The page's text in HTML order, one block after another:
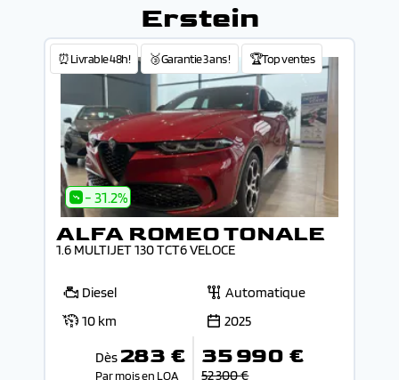
Erstein
⏰Livrable 48h! 🥉Garantie 3 ans ! 🏆Top ventes
- 31.2%
ALFA ROMEO TONALE
1.6 MULTIJET 130 TCT6 VELOCE
Diesel
Automatique
10 km
2025
Dès 283 €
Par mois en LOA
35 990 €
52 300 €